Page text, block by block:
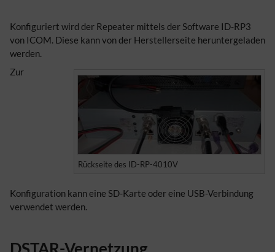
Konfiguriert wird der Repeater mittels der Software ID-RP3
von ICOM. Diese kann von der Herstellerseite heruntergeladen
werden.
Rückseite des ID-RP-4010V
Zur
Konfiguration kann eine SD-Karte oder eine USB-Verbindung
verwendet werden.